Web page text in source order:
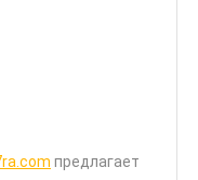
предлагает